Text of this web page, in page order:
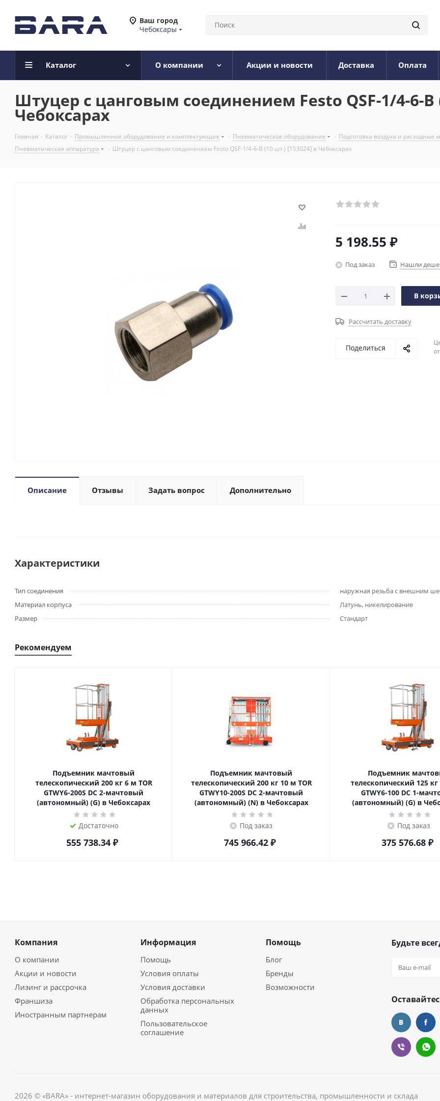
Ваш город
Чебоксары
Каталог О компании Акции и новости Доставка Оплата
Штуцер с цанговым соединением Festo QSF-1/4-6-B
Чебоксарах
Главная - Каталог - Промышленное оборудование и комплектующие - Пневматическое оборудование - Подготовка воздуха и
Пневматическая аппаратура
- Штуцер с цанговым соединением Festo QSF-1/4-6-B (10 шт.) [153024] в Чебоксарах
5 198.55 ₽
Под заказ Нашли
В
Рассчитать доставку
Поделиться
Описание Отзывы Задать вопрос Дополнительно
Характеристики
Тип соединения
наружная резьба с внешним
Материал корпуса
Латунь, никелирование
Размер
Стандарт
Рекомендуем
Подъемник мачтовый
телескопический 200 кг 6 м TOR
GTWY6-200S DC 2-мачтовый
(автономный) (G) в Чебоксарах
Достаточно
555 738.34₽
Подъемник мачтовый
телескопический 200 кг 10 м TOR
GTWY10-200S DC 2-мачтовый
(автономный) (N) в Чебоксарах
Под заказ
745 966.42₽
Подъемник
телескопический 125 кг 6 м TOR
GTWY6-100 DC 1-
(автономный) (G) в
Под заказ
375 576.68₽
Компания
О компании
Акции и новости
Лизинг и рассрочка
Франшиза
Иностранным партнерам
Информация
Помощь
Условия оплаты
Условия доставки
Обработка персональных
данных
Пользовательское
соглашение
Помощь
Блог
Бренды
Возможности
Будьте
2026 © «BARA» - интернет-магазин оборудования и материалов для строительства, промышленности и склада